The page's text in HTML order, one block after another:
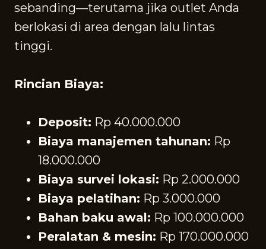
sebanding—terutama jika outlet Anda
berlokasi di area dengan lalu lintas
tinggi.
Rincian Biaya:
Deposit: Rp 40.000.000
Biaya manajemen tahunan: Rp
18.000.000
Biaya survei lokasi: Rp 2.000.000
Biaya pelatihan: Rp 3.000.000
Bahan baku awal: Rp 100.000.000
Peralatan & mesin: Rp 170.000.000